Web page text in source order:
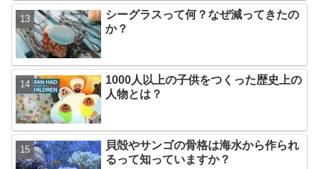
シーグラスって何？なぜ減ってきたの
か？
1000人以上の子供をつくった歴史上の
人物とは？
貝殻やサンゴの骨格は海水から作られ
るって知っていますか？